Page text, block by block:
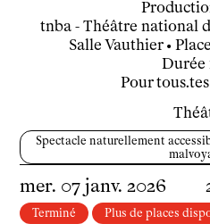
tnba - Théâtre national
Salle Vauthier•
Durée
Pour
Spectacle naturellement
mer. 07 janv. 2026
Terminé Plus de places
Stages de
Insertion
Soutenir
Infos
Horaires et
Tarifs,
Arriver